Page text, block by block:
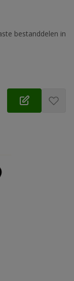
bestanddelen in